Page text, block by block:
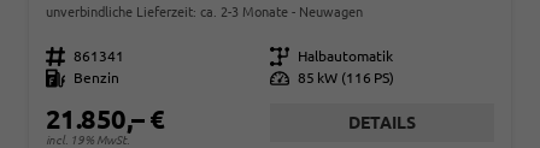
unverbindliche Lieferzeit: ca. 2-3 Monate Neuwagen
Fahrzeugnr. 861341 Getriebe
Halbautomatik
Kraftstoff
Benzin Leistung 85 kW (116 PS)
21.850,– €
incl. 19% MwSt.
DETAILS